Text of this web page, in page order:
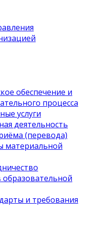
обеспечение и
процесса
услуги
деятельность
(перевода)
материальной
и требования